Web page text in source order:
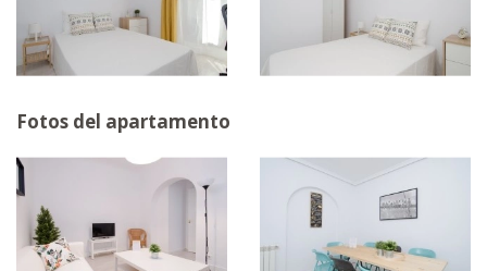
Fotos del apartamento